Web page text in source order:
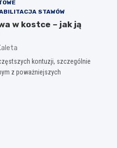
STAWÓW
w kostce – jak ją
kontuzji, szczególnie
z poważniejszych